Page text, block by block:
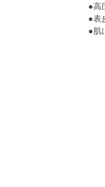
●高
●表
●肌